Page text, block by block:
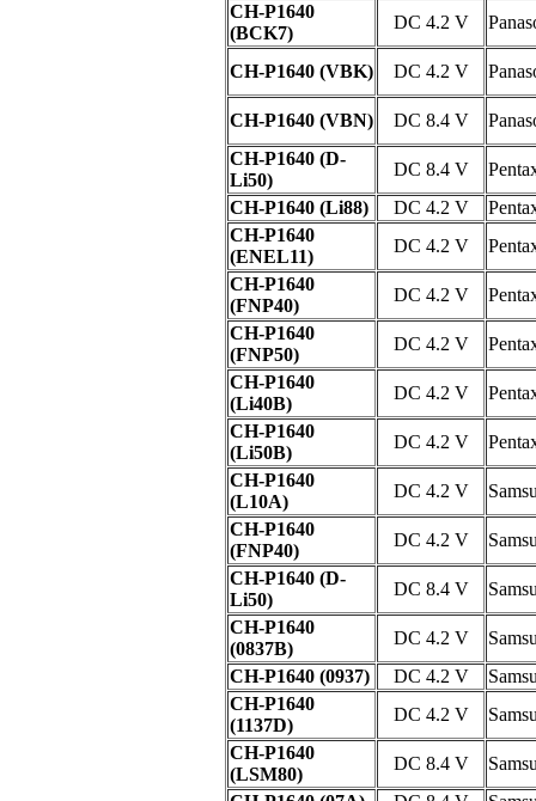
CH-P1640
(BCK7)
DC 4.2 V
CH-P1640 (VBK) DC 4.2 V
CH-P1640 (VBN) DC 8.4 V
CH-P1640 (D-
Li50)
DC 8.4 V
CH-P1640 (Li88)
DC 4.2 V
CH-P1640
(ENEL11)
DC 4.2 V
CH-P1640
(FNP40)
DC 4.2 V
CH-P1640
(FNP50)
DC 4.2 V
CH-P1640
(Li40B)
DC 4.2 V
CH-P1640
(Li50B)
DC 4.2 V
CH-P1640
(L10A)
DC 4.2 V
CH-P1640
(FNP40)
DC 4.2 V
CH-P1640 (D-
Li50)
DC 8.4 V
CH-P1640
(0837B)
DC 4.2 V
CH-P1640 (0937)
DC 4.2 V
CH-P1640
(1137D)
DC 4.2 V
CH-P1640
(LSM80)
DC 8.4 V